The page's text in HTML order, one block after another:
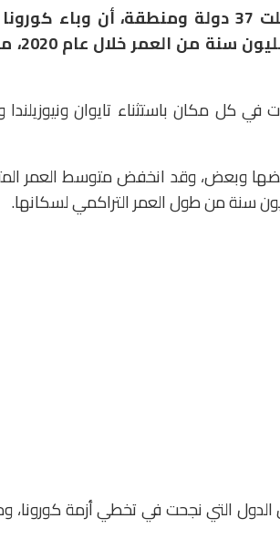
أظهرت دراسة أجرتها مجلة “بي إم جيه”، وشملت 37 دولة
معظم
المفقودة في عام 2020 التوقعات في كل مكان باستثناء تايوان
بعضها وبعض، وقد انخفض متوسط العمر
التي نجحت في تخطي أزمة كورونا، ومن